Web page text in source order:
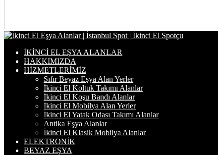
İKINCI EL EŞYA ALANLAR
HAKKIMIZDA
HIZMETLERIMIZ
Sıfır Beyaz Eşya Alan Yerler
İkinci El Koltuk Takımı Alanlar
İkinci El Koşu Bandı Alanlar
İkinci El Mobilya Alan Yerler
İkinci El Yatak Odası Takımı Alanlar
Antika Eşya Alanlar
İkinci El Klasik Mobilya Alanlar
ELEKTRONIK
BEYAZ EŞYA